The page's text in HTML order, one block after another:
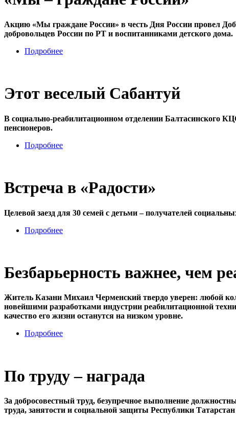
Акцию «Мы граждане России» в честь Дня России провел
добровольцев России по РТ и воспитанниками детского дома.
Подробнее
Этот веселый Сабантуй
В социально-реабилитационном отделении Балтасинского
пенсионеров.
Подробнее
Встреча в «Радости»
Целевой заезд для 30 семей с детьми – получателей
Подробнее
Безбарьерность важнее, чем
Житель Казани Михаил Черменский твердо уверен: любой
новейшими разработками индустрии реабилитационной
качество его жизни останутся на низком уровне.
Подробнее
По труду – награда
За добросовестный труд, безупречное выполнение
труда, занятости и социальной защиты Республики